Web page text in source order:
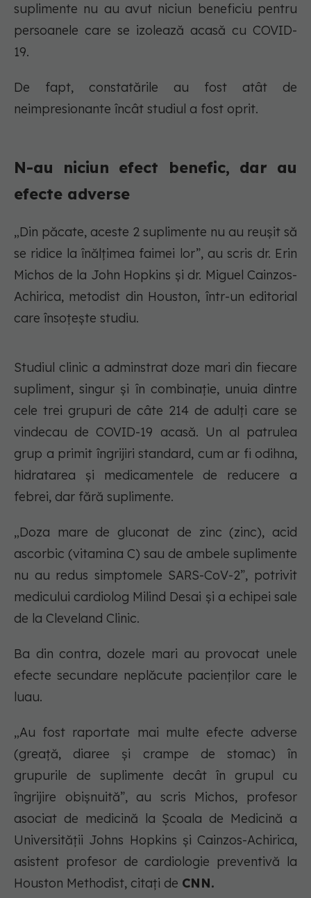
suplimente nu au avut niciun beneficiu pentru
persoanele care se izolează acasă cu COVID-
19.
De fapt, constatările au fost atât de
neimpresionante încât studiul a fost oprit.
N-au niciun efect benefic, dar au
efecte adverse
„Din păcate, aceste 2 suplimente nu au reușit să
se ridice la înălțimea faimei lor”, au scris dr. Erin
Michos de la John Hopkins și dr. Miguel Cainzos-
Achirica, metodist din Houston, într-un editorial
care însoțește studiu.
Studiul clinic a adminstrat doze mari din fiecare
supliment, singur și în combinație, unuia dintre
cele trei grupuri de câte 214 de adulți care se
vindecau de COVID-19 acasă. Un al patrulea
grup a primit îngrijiri standard, cum ar fi odihna,
hidratarea și medicamentele de reducere a
febrei, dar fără suplimente.
„Doza mare de gluconat de zinc (zinc), acid
ascorbic (vitamina C) sau de ambele suplimente
nu au redus simptomele SARS-CoV-2”, potrivit
medicului cardiolog Milind Desai și a echipei sale
de la Cleveland Clinic.
Ba din contra, dozele mari au provocat unele
efecte secundare neplăcute pacienților care le
luau.
„Au fost raportate mai multe efecte adverse
(greață, diaree și crampe de stomac) în
grupurile de suplimente decât în grupul cu
îngrijire obișnuită”, au scris Michos, profesor
asociat de medicină la Școala de Medicină a
Universității Johns Hopkins și Cainzos-Achirica,
asistent profesor de cardiologie preventivă la
Houston Methodist, citați de CNN.